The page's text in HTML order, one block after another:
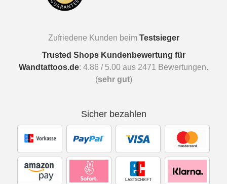
Zufriedene Kunden beim Testsieger
Trusted Shops Kundenbewertung für
Wandtattoos.de: 4.86 / 5.00 aus 2471
Bewertungen.
(sehr gut)
Sicher bezahlen